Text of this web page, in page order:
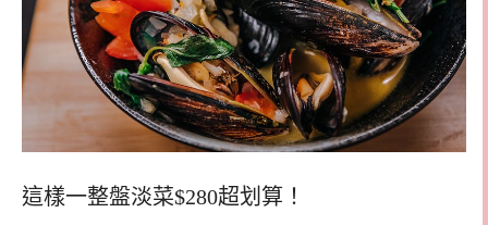
這樣一整盤淡菜$280超划算！